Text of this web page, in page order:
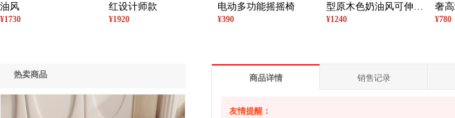
油风
¥1730
红设计师款
¥1920
电动多功能摇摇椅
¥390
型原木色奶油风可伸缩
变圆桌简约饭桌
¥1240
奢
网红
¥780
热卖商品 商品详情 销售记录
友情提醒：